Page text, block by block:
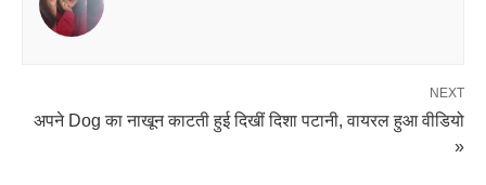
NEXT
अपने Dog का नाखून काटती हुई दिखीं दिशा पटानी, वायरल हुआ वीडियो
»